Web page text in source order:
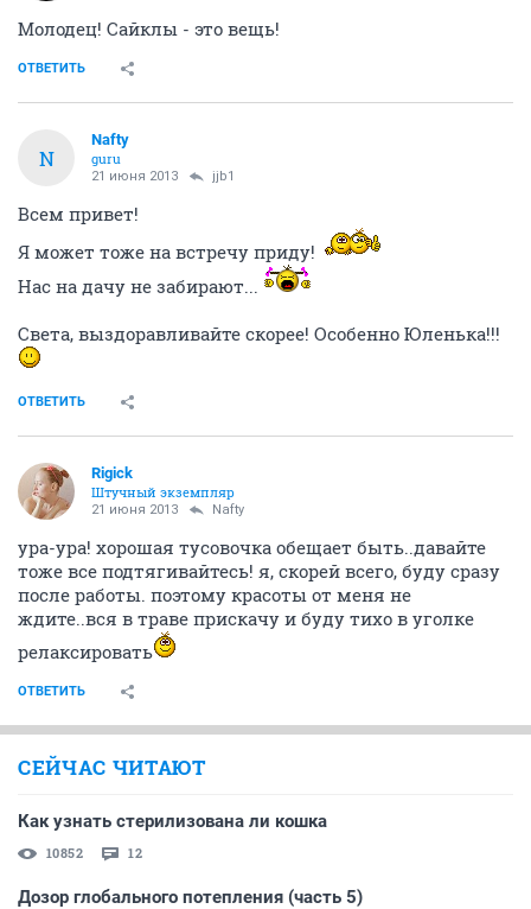
Молодец! Сайклы - это вещь!
ОТВЕТИТЬ
N
Nafty
guru
21 июня 2013 jjb1
Всем привет!
Я может тоже на встречу приду!
Нас на дачу не забирают...
Света, выздоравливайте скорее! Особенно Юленька!!!
ОТВЕТИТЬ
Rigick
Штучный экземпляр
21 июня 2013 Nafty
ура-ура! хорошая тусовочка обещает быть..давайте
тоже все подтягивайтесь! я, скорей всего, буду сразу
после работы. поэтому красоты от меня не
ждите..вся в траве прискачу и буду тихо в уголке
релаксировать
ОТВЕТИТЬ
СЕЙЧАС ЧИТАЮТ
Как узнать стерилизована ли кошка
10852 12
Дозор глобального потепления (часть 5)